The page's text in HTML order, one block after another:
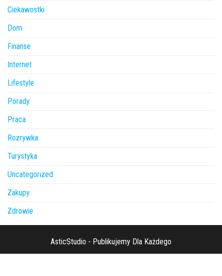
Ciekawostki
Dom
Finanse
Internet
Lifestyle
Porady
Praca
Rozrywka
Turystyka
Uncategorized
Zakupy
Zdrowie
AsticStudio - Publikujemy Dla Każdego